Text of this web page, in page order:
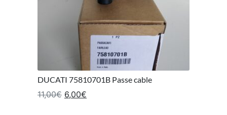
DUCATI 75810701B Passe cable
11,00€ Le prix initial était : 11,00€.
6,00€